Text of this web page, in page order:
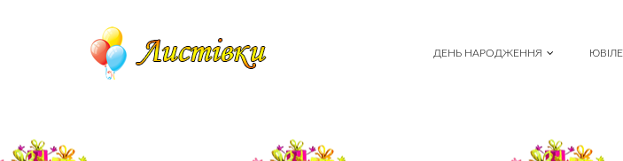
ДЕНЬ НАРОДЖЕННЯ